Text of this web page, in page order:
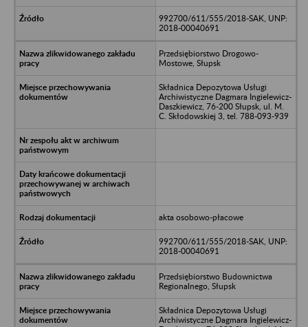
992700/611/555/2018-SAK, UNP:
2018-00040691
Przedsiębiorstwo Drogowo-
Mostowe, Słupsk
Składnica Depozytowa Usługi
Archiwistyczne Dagmara Ingielewicz-
Daszkiewicz, 76-200 Słupsk, ul. M.
C. Skłodowskiej 3, tel. 788-093-939
akta osobowo-płacowe
992700/611/555/2018-SAK, UNP:
2018-00040691
Przedsiębiorstwo Budownictwa
Regionalnego, Słupsk
Składnica Depozytowa Usługi
Archiwistyczne Dagmara Ingielewicz-